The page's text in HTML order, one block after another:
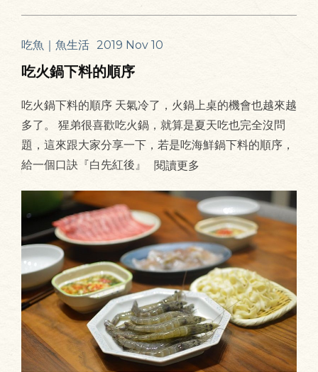
吃魚｜魚生活 2019 Nov 10
吃火鍋下料的順序
吃火鍋下料的順序 天氣冷了，火鍋上桌的機會也越來越
多了。 猩弟很喜歡吃火鍋，就算是夏天吃也完全沒問
題，這來跟大家分享一下，若是吃海鮮鍋下料的順序，
給一個口訣『白先紅後』
閱讀更多